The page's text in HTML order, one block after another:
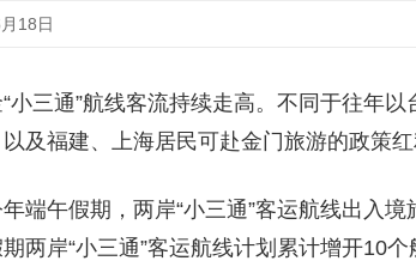
18日
小三通”航线客流持续走高。不同于往年以
及福建、上海居民可赴金门旅游的政策红
端午假期，两岸“小三通”客运航线出入
两岸“小三通”客运航线计划累计增开10